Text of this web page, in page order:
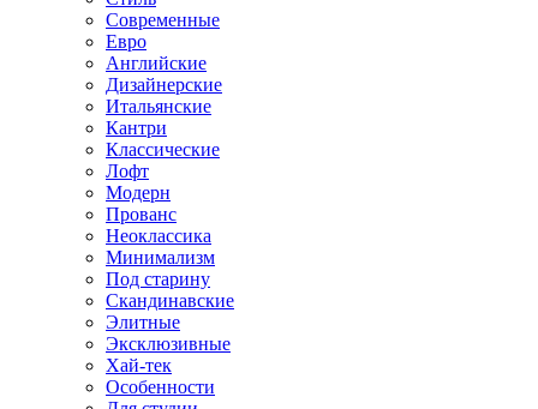
Современные
Евро
Английские
Дизайнерские
Итальянские
Кантри
Классические
Лофт
Модерн
Прованс
Неоклассика
Минимализм
Под старину
Скандинавские
Элитные
Эксклюзивные
Хай-тек
Особенности